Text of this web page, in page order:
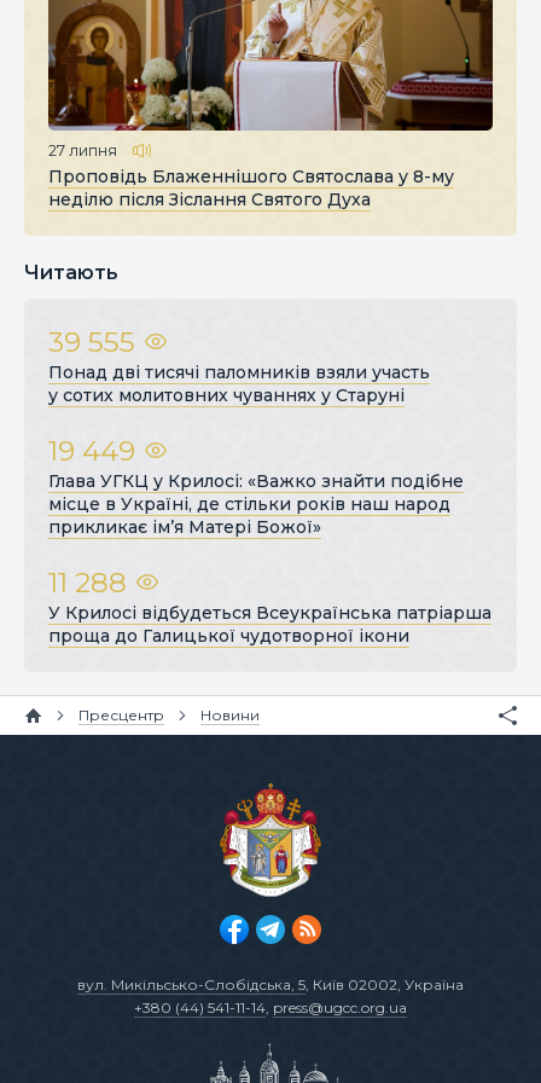
27 липня
Проповідь Блаженнішого Святослава у 8-му
неділю після Зіслання Святого Духа
Читають
39 555
Понад дві тисячі паломників взяли участь
у сотих молитовних чуваннях у Старуні
19 449
Глава УГКЦ у Крилосі: «Важко знайти подібне
місце в Україні, де стільки років наш народ
прикликає ім’я Матері Божої»
11 288
У Крилосі відбудеться Всеукраїнська патріарша
проща до Галицької чудотворної ікони
Пресцентр Новини
вул. Микільсько-Слобідська, 5, Київ 02002, Україна
+380 (44) 541-11-14, press@ugcc.org.ua